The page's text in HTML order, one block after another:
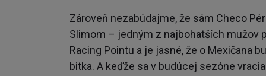
Zároveň nezabúdajme, že sám Checo
Slimom – jedným z najbohatších mužov
Racing Pointu a je jasné, že o Mexičana
bitka. A keďže sa v budúcej sezóne